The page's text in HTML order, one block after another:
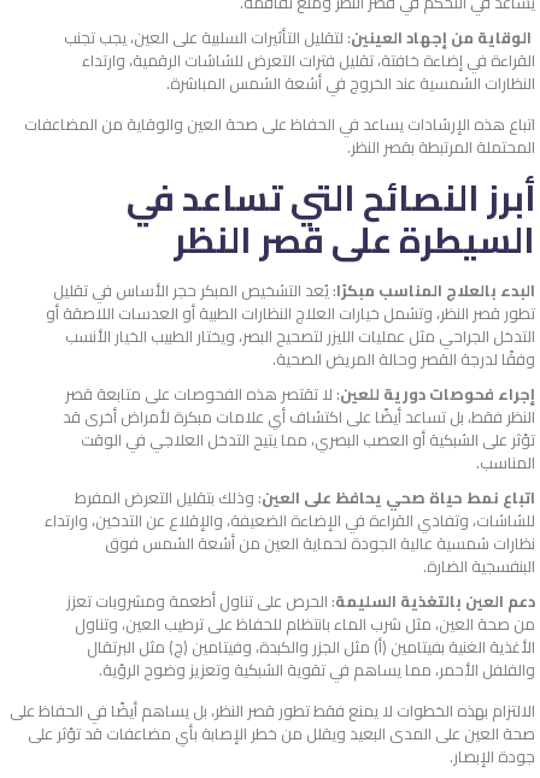
الوقاية من إجهاد العينين: لتقليل التأثيرات السلبية على العين، يجب تجنب
القراءة في إضاءة خافتة، تقليل فترات التعرض للشاشات الرقمية، وارتداء
النظارات الشمسية عند الخروج في أشعة الشمس المباشرة.
اتباع هذه الإرشادات يساعد في الحفاظ على صحة العين والوقاية من المضاعفات
المحتملة المرتبطة بقصر النظر.
أبرز النصائح التي تساعد في
السيطرة على قصر النظر
البدء بالعلاج المناسب مبكرًا: يُعد التشخيص المبكر حجر الأساس في تقليل
تطور قصر النظر، وتشمل خيارات العلاج النظارات الطبية أو العدسات اللاصقة أو
التدخل الجراحي مثل عمليات الليزر لتصحيح البصر، ويختار الطبيب الخيار الأنسب
وفقًا لدرجة القصر وحالة المريض الصحية.
إجراء فحوصات دورية للعين: لا تقتصر هذه الفحوصات على متابعة قصر
النظر فقط، بل تساعد أيضًا على اكتشاف أي علامات مبكرة لأمراض أخرى قد
تؤثر على الشبكية أو العصب البصري، مما يتيح التدخل العلاجي في الوقت
المناسب.
اتباع نمط حياة صحي يحافظ على العين: وذلك بتقليل التعرض المفرط
للشاشات، وتفادي القراءة في الإضاءة الضعيفة، والإقلاع عن التدخين، وارتداء
نظارات شمسية عالية الجودة لحماية العين من أشعة الشمس فوق
البنفسجية الضارة.
دعم العين بالتغذية السليمة: الحرص على تناول أطعمة ومشروبات تعزز
من صحة العين، مثل شرب الماء بانتظام للحفاظ على ترطيب العين، وتناول
الأغذية الغنية بفيتامين (أ) مثل الجزر والكبدة، وفيتامين (ج) مثل البرتقال
والفلفل الأحمر، مما يساهم في تقوية الشبكية وتعزيز وضوح الرؤية.
الالتزام بهذه الخطوات لا يمنع فقط تطور قصر النظر، بل يساهم أيضًا في الحفاظ على
صحة العين على المدى البعيد ويقلل من خطر الإصابة بأي مضاعفات قد تؤثر على
جودة الإبصار.